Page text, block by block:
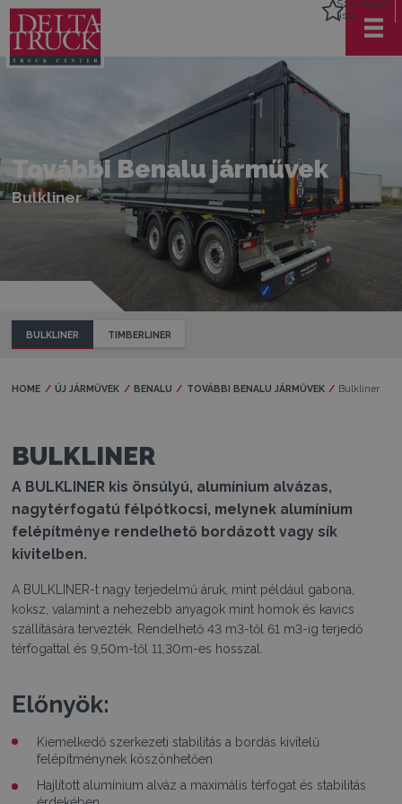
Személyes
lista
További Benalu járművek
Bulkliner
BULKLINER TIMBERLINER
HOME ÚJ JÁRMŰVEK BENALU TOVÁBBI BENALU JÁRMŰVEK Current:
Bulkliner
BULKLINER
A BULKLINER kis önsúlyú, alumínium alvázas,
nagytérfogatú félpótkocsi, melynek alumínium
felépítménye rendelhető bordázott vagy sík
kivitelben.
A BULKLINER-t nagy terjedelmű áruk, mint például gabona,
koksz, valamint a nehezebb anyagok mint homok és kavics
szállítására tervezték. Rendelhető 43 m3-től 61 m3-ig terjedő
térfogattal és 9,50m-től 11,30m-es hosszal.
Előnyök:
Kiemelkedő szerkezeti stabilitás a bordás kivitelű
felépítménynek köszönhetően
Hajlított alumínium alváz a maximális térfogat és stabilitás